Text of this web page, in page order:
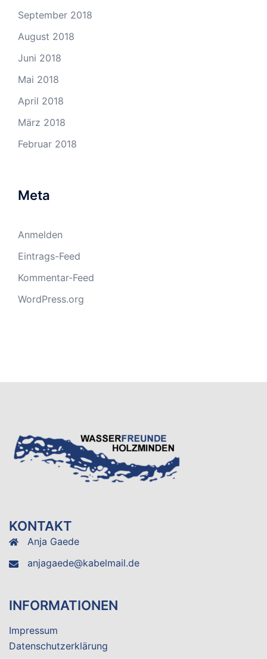
September 2018
August 2018
Juni 2018
Mai 2018
April 2018
März 2018
Februar 2018
Meta
Anmelden
Eintrags-Feed
Kommentar-Feed
WordPress.org
KONTAKT
Anja Gaede
anjagaede@kabelmail.de
INFORMATIONEN
Impressum
Datenschutzerklärung